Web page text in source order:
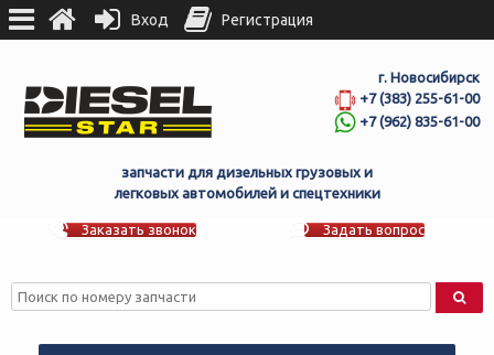
г. Новосибирск
+7 (383) 255-61-00
+7 (962) 835-61-00
запчасти для дизельных грузовых и
легковых автомобилей и спецтехники
Заказать звонок Задать вопрос
Вход Регистрация